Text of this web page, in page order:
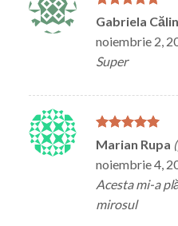
Evaluat la5
din 5
Gabriela Călin
noiembrie 2,
Super
Evaluat la5
din 5
Marian Rupa
noiembrie 4,
Acesta mi-a
mirosul